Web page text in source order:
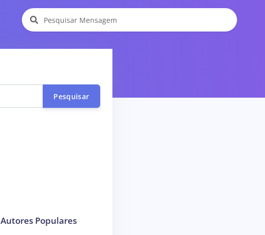
Pesquisar
Autores Populares